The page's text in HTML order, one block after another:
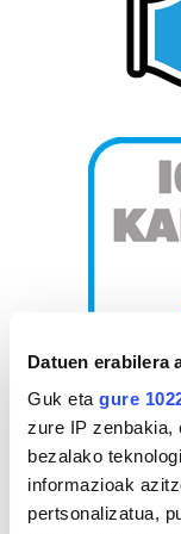
Datuen erabilera
Guk eta gure
zure IP zenbakia,
bezalako
informazioak
pertsonalizatua,